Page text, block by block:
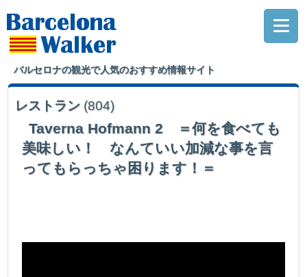
バルセロナの観光で人気のおすすめ情報サイト
レストラン (804)
Taverna Hofmann 2 ＝何を食べても
美味しい！ なんていい加減な事を言
ってもらっちゃ困ります！＝